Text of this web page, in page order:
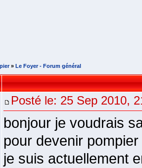
» Le Foyer - Forum général
Posté le: 25 Sep 2010,
bonjour je voudrais
pour devenir pompier
je suis actuellement